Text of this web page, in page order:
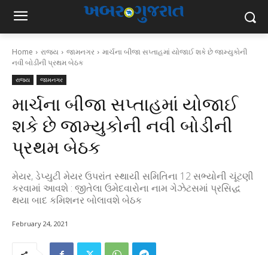
Home રાજ્ય જામનગર
માર્ચના બીજા સપ્તાહમાં યોજાઈ શકે છે જામ્યુકોની
નવી બોડીની પ્રથમ બેઠક
રાજ્ય જામનગર
માર્ચના બીજા સપ્તાહમાં યોજાઈ
શકે છે જામ્યુકોની નવી બોડીની
પ્રથમ બેઠક
મેયર, ડેપ્યુટી મેયર ઉપરાંત સ્થાયી સમિતિના 12 સભ્યોની ચૂંટણી
કરવામાં આવશે : જીતેલા ઉમેદવારોના નામ ગેઝેટસમાં પ્રસિદ્ધ
થયા બાદ કમિશનર બોલાવશે બેઠક
February 24, 2021